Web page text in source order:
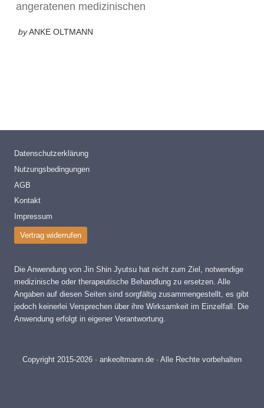
angeratenen medizinischen
byANKE OLTMANN
Datenschutzerklärung
Nutzungsbedingungen
AGB
Kontakt
Impressum
Vertrag widerrufen
Die Anwendung von Jin Shin Jyutsu hat nicht zum Ziel, notwendige
medizinische oder therapeutische Behandlung zu ersetzen. Alle
Angaben auf diesen Seiten sind sorgfältig zusammengestellt, es gibt
jedoch keinerlei Versprechen über ihre Wirksamkeit im Einzelfall. Die
Anwendung erfolgt in eigener Verantwortung.
Copyright 2015-2026 · ankeoltmann.de · Alle Rechte vorbehalten